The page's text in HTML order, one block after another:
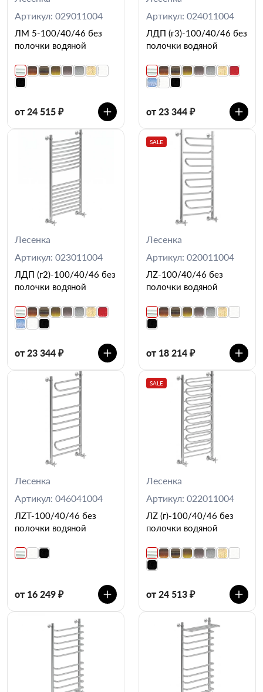
Артикул: 029011004
ЛМ 5-100/40/46 без
полочки водяной
от 24 515 ₽
Артикул: 024011004
ЛДП (г3)-100/40/46 без
полочки водяной
от 23 344 ₽
Лесенка
Артикул: 023011004
ЛДП (г2)-100/40/46 без
полочки водяной
от 23 344 ₽
SALE
Лесенка
Артикул: 020011004
ЛZ-100/40/46 без
полочки водяной
от 18 214 ₽
Лесенка
Артикул: 046041004
ЛZT-100/40/46 без
полочки водяной
от 16 249 ₽
SALE
Лесенка
Артикул: 022011004
ЛZ (г)-100/40/46 без
полочки водяной
от 24 513 ₽